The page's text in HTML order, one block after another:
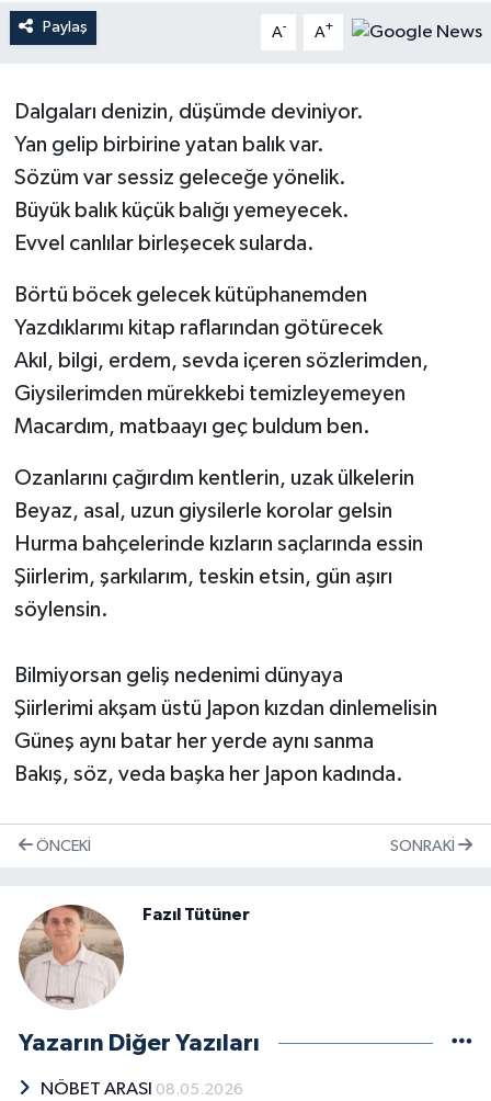
Paylaş A- A+
Dalgaları denizin, düşümde deviniyor.
Yan gelip birbirine yatan balık var.
Sözüm var sessiz geleceğe yönelik.
Büyük balık küçük balığı yemeyecek.
Evvel canlılar birleşecek sularda.
Börtü böcek gelecek kütüphanemden
Yazdıklarımı kitap raflarından götürecek
Akıl, bilgi, erdem, sevda içeren sözlerimden,
Giysilerimden mürekkebi temizleyemeyen
Macardım, matbaayı geç buldum ben.
Ozanlarını çağırdım kentlerin, uzak ülkelerin
Beyaz, asal, uzun giysilerle korolar gelsin
Hurma bahçelerinde kızların saçlarında essin
Şiirlerim, şarkılarım, teskin etsin, gün aşırı
söylensin.
Bilmiyorsan geliş nedenimi dünyaya
Şiirlerimi akşam üstü Japon kızdan dinlemelisin
Güneş aynı batar her yerde aynı sanma
Bakış, söz, veda başka her Japon kadında.
ÖNCEKI SONRAKI
Fazıl Tütüner
Yazarın Diğer Yazıları
NÖBET ARASI 08.05.2026
Magazin
Mersin Tarihi
Özel Haber
Resmi İlan
Sağlık
Spor
Sürmanşet
Teknoloji
Yaşam